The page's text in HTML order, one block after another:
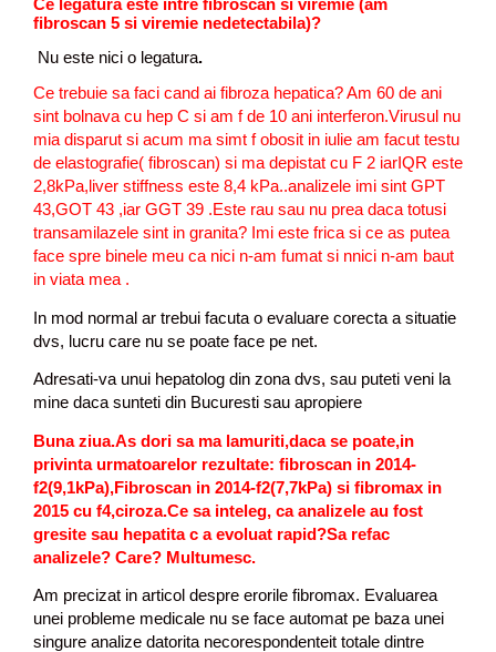
Ce legatura este intre fibroscan si viremie (am
fibroscan 5 si viremie nedetectabila)?
Nu este nici o legatura.
Ce trebuie sa faci cand ai fibroza hepatica? Am 60 de ani
sint bolnava cu hep C si am f de 10 ani interferon.Virusul nu
mia disparut si acum ma simt f obosit in iulie am facut testu
de elastografie( fibroscan) si ma depistat cu F 2 iarIQR este
2,8kPa,liver stiffness este 8,4 kPa..analizele imi sint GPT
43,GOT 43 ,iar GGT 39 .Este rau sau nu prea daca totusi
transamilazele sint in granita? Imi este frica si ce as putea
face spre binele meu ca nici n-am fumat si nnici n-am baut
in viata mea .
In mod normal ar trebui facuta o evaluare corecta a situatie
dvs, lucru care nu se poate face pe net.
Adresati-va unui hepatolog din zona dvs, sau puteti veni la
mine daca sunteti din Bucuresti sau apropiere
Buna ziua.As dori sa ma lamuriti,daca se poate,in
privinta urmatoarelor rezultate: fibroscan in 2014-
f2(9,1kPa),Fibroscan in 2014-f2(7,7kPa) si fibromax in
2015 cu f4,ciroza.Ce sa inteleg, ca analizele au fost
gresite sau hepatita c a evoluat rapid?Sa refac
analizele? Care? Multumesc.
Am precizat in articol despre erorile fibromax. Evaluarea
unei probleme medicale nu se face automat pe baza unei
singure analize datorita necorespondenteit totale dintre